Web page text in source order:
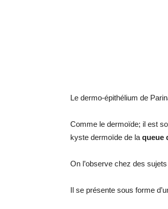
Le dermo-épithélium de
Comme le dermoïde; il est
kyste dermoïde de la queue
On l’observe chez des
Il se présente sous forme